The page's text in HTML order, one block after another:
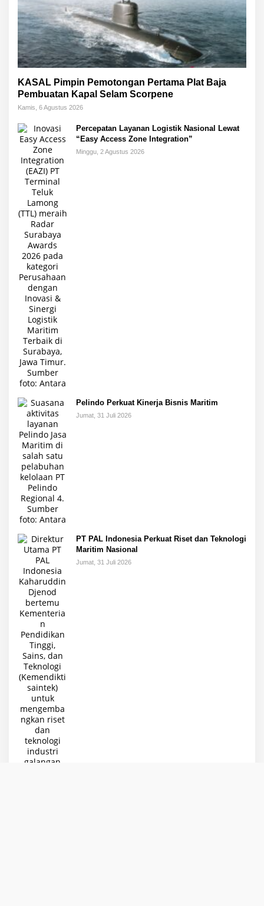
KASAL Pimpin Pemotongan Pertama Plat Baja
Pembuatan Kapal Selam Scorpene
Kamis, 6 Agustus 2026
Percepatan Layanan Logistik Nasional Lewat
“Easy Access Zone Integration”
Minggu, 2 Agustus 2026
Pelindo Perkuat Kinerja Bisnis Maritim
Jumat, 31 Juli 2026
PT PAL Indonesia Perkuat Riset dan Teknologi
Maritim Nasional
Jumat, 31 Juli 2026